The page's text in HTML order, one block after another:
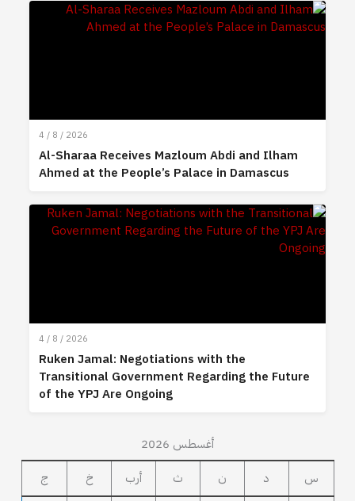
4 / 8 / 2026
Al-Sharaa Receives Mazloum Abdi and Ilham
Ahmed at the People’s Palace in Damascus
4 / 8 / 2026
Ruken Jamal: Negotiations with the
Transitional Government Regarding the Future
of the YPJ Are Ongoing
أغسطس 2026
س
د ن ث أرب خ
ج